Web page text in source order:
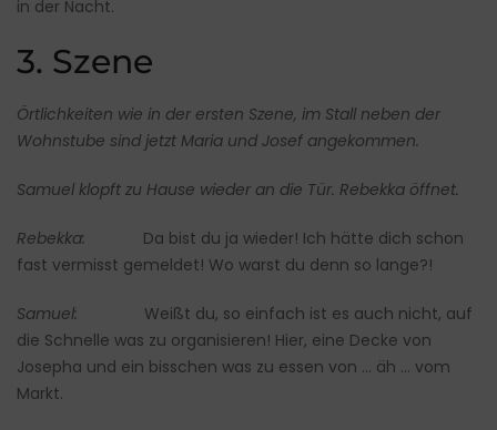
in der Nacht.
3. Szene
Örtlichkeiten wie in der ersten Szene, im Stall neben der
Wohnstube sind jetzt Maria und Josef angekommen.
Samuel klopft zu Hause wieder an die Tür. Rebekka öffnet.
Rebekka: Da bist du ja wieder! Ich hätte dich schon
fast vermisst gemeldet! Wo warst du denn so lange?!
Samuel: Weißt du, so einfach ist es auch nicht, auf
die Schnelle was zu organisieren! Hier, eine Decke von
Josepha und ein bisschen was zu essen von … äh … vom
Markt.